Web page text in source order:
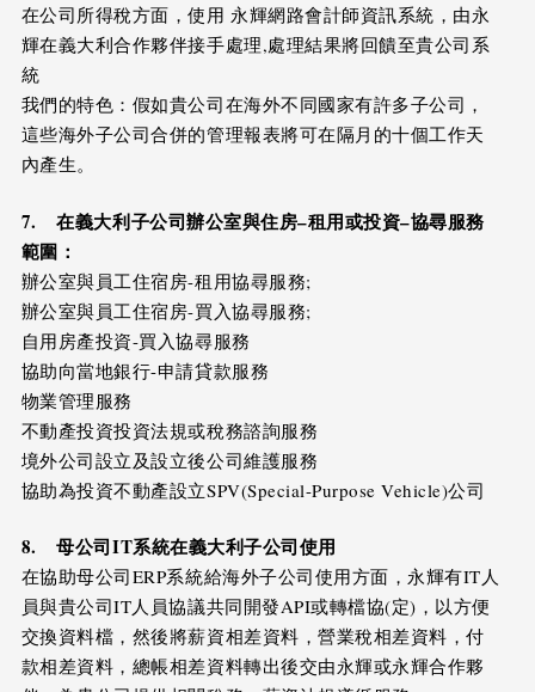
在公司所得稅方面，使用 永輝網路會計師資訊系統，由永
輝在義大利合作夥伴接手處理,處理結果將回饋至貴公司系
統
我們的特色：假如貴公司在海外不同國家有許多子公司，
這些海外子公司合併的管理報表將可在隔月的十個工作天
內產生。
7.在義大利子公司辦公室與住房–租用或投資–協尋服務
範圍：
辦公室與員工住宿房-租用協尋服務;
辦公室與員工住宿房-買入協尋服務;
自用房產投資-買入協尋服務
協助向當地銀行-申請貸款服務
物業管理服務
不動產投資投資法規或稅務諮詢服務
境外公司設立及設立後公司維護服務
協助為投資不動產設立SPV(Special-Purpose Vehicle)公司
8.母公司IT系統在義大利子公司使用
在協助母公司ERP系統給海外子公司使用方面，永輝有IT人
員與貴公司IT人員協議共同開發API或轉檔協(定)，以方便
交換資料檔，然後將薪資相差資料，營業稅相差資料，付
款相差資料，總帳相差資料轉出後交由永輝或永輝合作夥